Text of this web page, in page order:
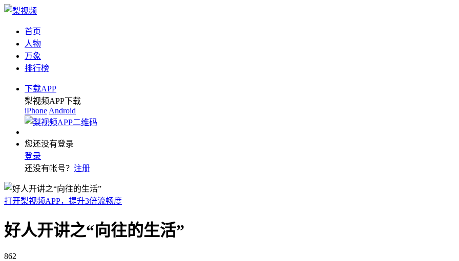
首页
人物
万象
排行榜
下载APP
梨视频APP下载
iPhone Android
您还没有登录
登录
还没有帐号？ 注册
打开梨视频APP，提升3倍流畅度
好人开讲之“向往的生活”
862